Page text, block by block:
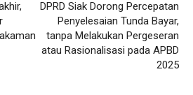
DPRD Siak Dorong Percepatan
Penyelesaian Tunda Bayar,
tanpa Melakukan Pergeseran
atau Rasionalisasi pada APBD
2025